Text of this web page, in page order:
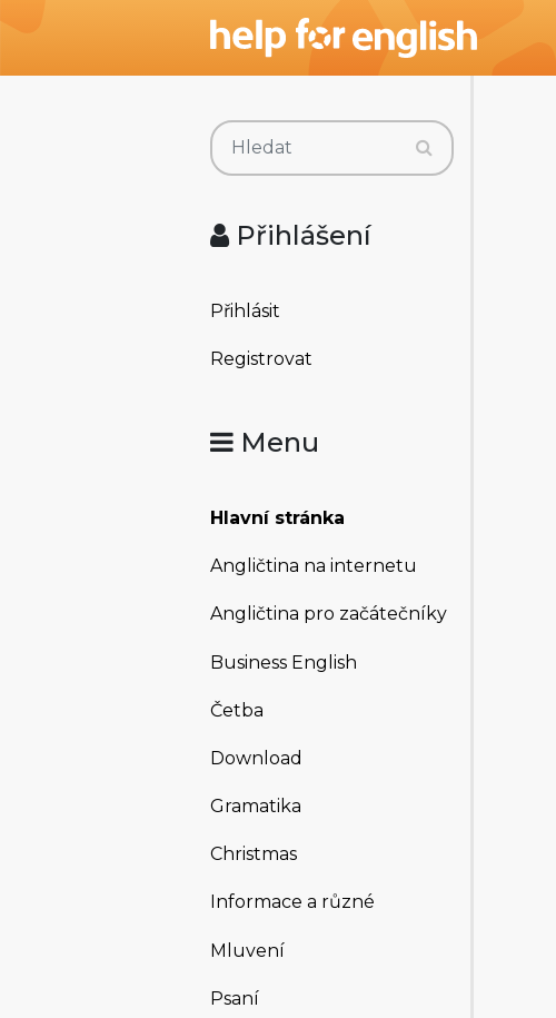
Přihlášení
Přihlásit
Registrovat
Menu
Hlavní stránka
Angličtina na internetu
Angličtina pro začátečníky
Business English
Četba
Download
Gramatika
Christmas
Informace a různé
Mluvení
Psaní